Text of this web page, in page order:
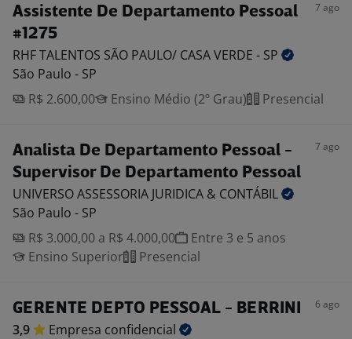
Assistente De Departamento Pessoal
#1275
7 ago
RHF TALENTOS SÃO PAULO/ CASA VERDE - SP
São Paulo - SP
R$ 2.600,00
Ensino Médio (2º Grau) Presencial
Analista De Departamento Pessoal -
Supervisor De Departamento Pessoal
7 ago
UNIVERSO ASSESSORIA JURIDICA & CONTÁBIL
São Paulo - SP
R$ 3.000,00 a R$ 4.000,00
Entre 3 e 5 anos
Ensino Superior
Presencial
GERENTE DEPTO PESSOAL - BERRINI 6 ago
3,9 Empresa confidencial